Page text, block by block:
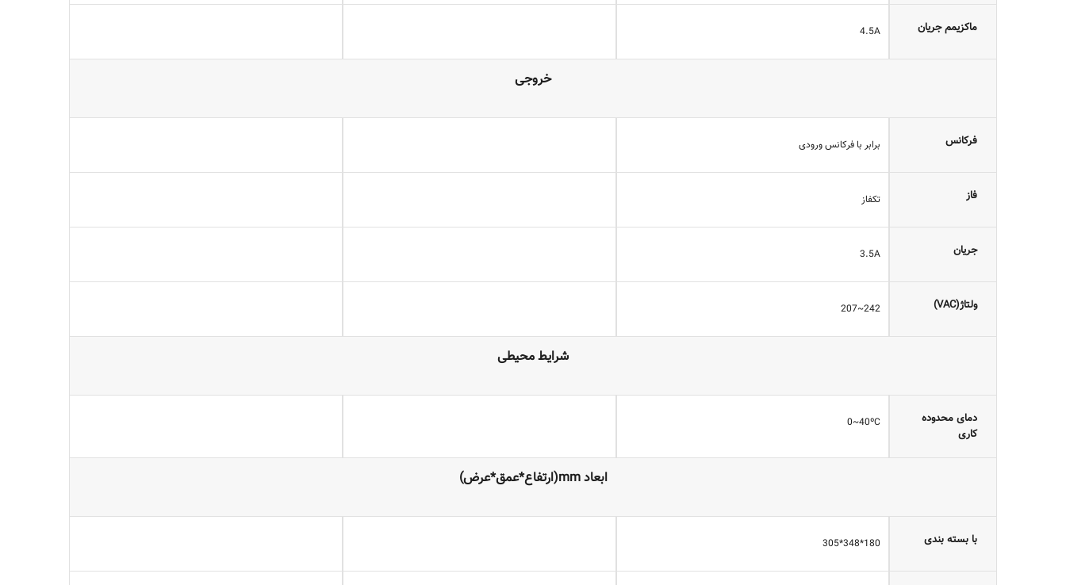
ماکزیمم جریان 4.5A
خروجی
فرکانس برابر با فرکانس ورودی
فاز تکفاز
جریان 3.5A
ولتاژ(VAC) 242~207
شرایط محیطی
دمای محدوده
کاری
0~40ºC
ابعاد mm(ارتفاع*عمق*عرض)
با بسته بندی 180*348*305